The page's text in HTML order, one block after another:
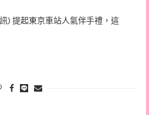
) 提起東京車站人氣伴手禮，這